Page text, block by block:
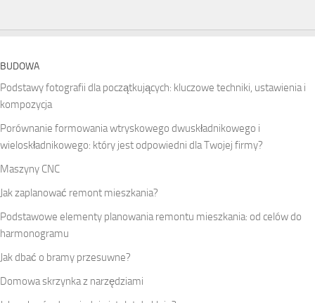
BUDOWA
Podstawy fotografii dla początkujących: kluczowe techniki, ustawienia i
kompozycja
Porównanie formowania wtryskowego dwuskładnikowego i
wieloskładnikowego: który jest odpowiedni dla Twojej firmy?
Maszyny CNC
Jak zaplanować remont mieszkania?
Podstawowe elementy planowania remontu mieszkania: od celów do
harmonogramu
Jak dbać o bramy przesuwne?
Domowa skrzynka z narzędziami